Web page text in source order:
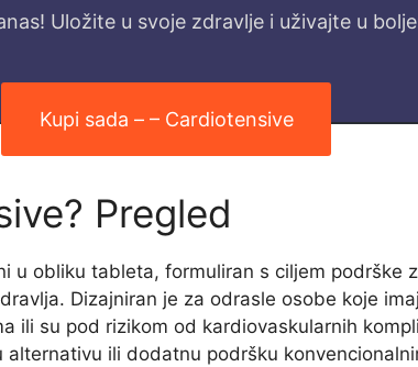
Uložite u svoje zdravlje i uživajte u
Kupi sada – – Cardiotensive
Pregled
u obliku tableta, formuliran s ciljem podrške
Dizajniran je za odrasle osobe koje
ili su pod rizikom od kardiovaskularnih
alternativu ili dodatnu podršku